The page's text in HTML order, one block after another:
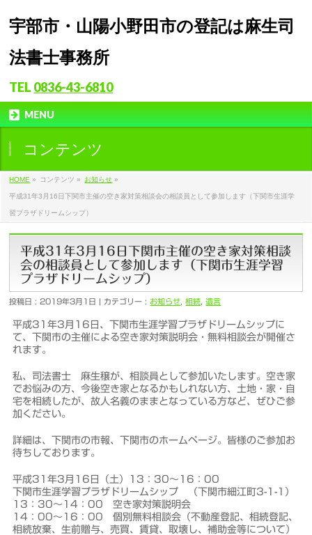
宇部市・山陽小野田市の登記は麻生司
法書士事務所
TEL 0836-43-6810
MENU
コンテンツ
HOME » コンテンツ » お知らせ »
平成31年3月16日下関市主催の空き家対策相談会の相談員として参加します（下関市生涯学
習プラザドリームシップ）
平成31年3月16日下関市主催の空き家対策相談
会の相談員として参加します（下関市生涯学習
プラザドリームシップ）
投稿日 : 2019年3月1日 | カテゴリー : お知らせ ,相続 ,遺言
平成31年3月16日、下関市生涯学習プラザドリームシップに
て、下関市の主催による空き家対策説明会・無料相談会が開催さ
れます。
私、司法書士 麻生穣が、相談員として参加いたします。空き家
でお悩みの方、今後空き家となるかもしれない方、土地・家・自
宅を相続したが、故人名義のままとなっている方など、ぜひご参
加ください。
詳細は、下関市の市報、下関市のホームページ。皆様のご参加お
待ちしております。
平成31年3月16日（土）13：30～16：00
下関市生涯学習プラザドリームシップ （下関市細江町3-1-1）
13：30～14：00 空き家対策説明会
14：00～16：00 個別無料相談会（不動産登記、相続登記、
相続放棄、生前贈与、売買、賃貸、取壊し、補助金等について）